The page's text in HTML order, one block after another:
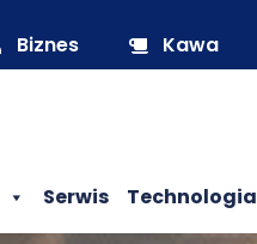
Biznes Kawa
Serwis Technologia